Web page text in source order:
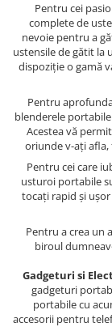
Pentru cei
complete de
nevoie pentru a
ustensile de gătit la
dispoziție o gamă
Pentru
blenderele
Acestea vă
oriunde v-ați
Pentru cei care
usturoi portabile
tocați rapid și
Pentru a crea un
biroul
Gadgeturi si
gadgeturi
portabile cu
accesorii pentru